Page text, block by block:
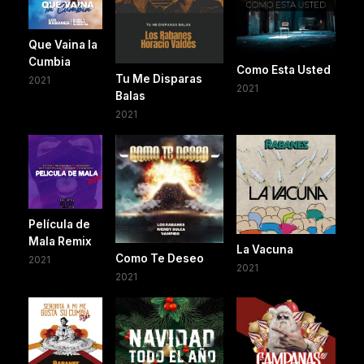
Que Vaina la
Cumbia
2021
Tu Me Disparas
Balas
2021
Como Esta Usted
2021
Película de
Mala Remix
2021 Como Te Deseo
2021
La Vacuna
2021